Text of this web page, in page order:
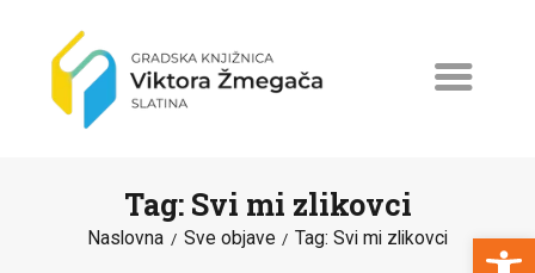
Open toolbar
Tag: Svi mi zlikovci
Naslovna Sve objave Tag: Svi mi zlikovci